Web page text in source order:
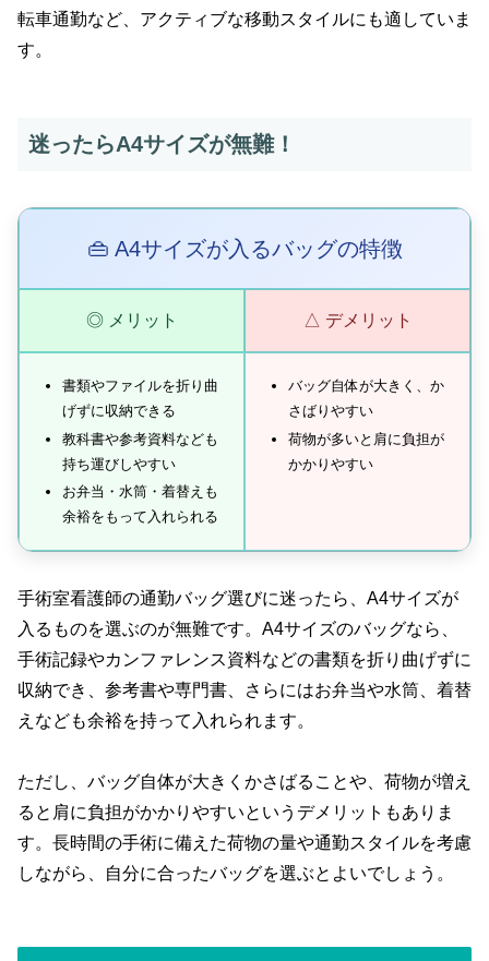
転車通勤など、アクティブな移動スタイルにも適していま
す。
迷ったらA4サイズが無難！
👜 A4サイズが入るバッグの特徴
◎ メリット △ デメリット
書類やファイルを折り曲
げずに収納できる
教科書や参考資料なども
持ち運びしやすい
お弁当・水筒・着替えも
余裕をもって入れられる
バッグ自体が大きく、か
さばりやすい
荷物が多いと肩に負担が
かかりやすい
手術室看護師の通勤バッグ選びに迷ったら、A4サイズが
入るものを選ぶのが無難です。A4サイズのバッグなら、
手術記録やカンファレンス資料などの書類を折り曲げずに
収納でき、参考書や専門書、さらにはお弁当や水筒、着替
えなども余裕を持って入れられます。
ただし、バッグ自体が大きくかさばることや、荷物が増え
ると肩に負担がかかりやすいというデメリットもありま
す。長時間の手術に備えた荷物の量や通勤スタイルを考慮
しながら、自分に合ったバッグを選ぶとよいでしょう。